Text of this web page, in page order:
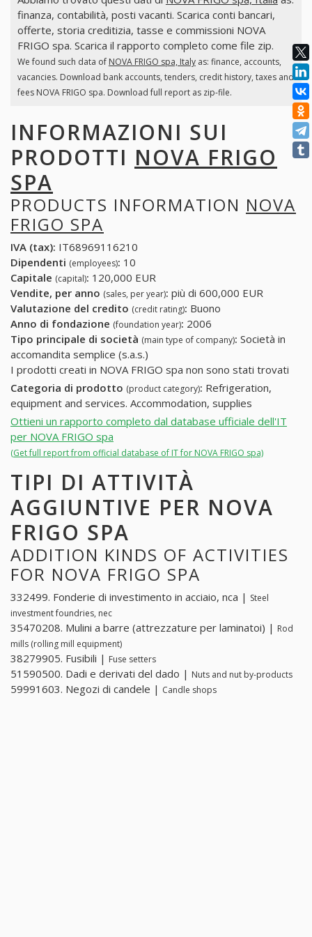
finanza, contabilità, posti vacanti. Scarica conti bancari,
offerte, storia creditizia, tasse e commissioni NOVA
FRIGO spa. Scarica il rapporto completo come file zip.
We found such data of NOVA FRIGO spa, Italyas: finance, accounts,
vacancies. Download bank accounts, tenders, credit history, taxes and
fees NOVA FRIGO spa. Download full report as zip-file.
INFORMAZIONI SUI
PRODOTTI NOVA FRIGO
SPA
PRODUCTS INFORMATION NOVA
FRIGO SPA
IVA (tax): IT68969116210
Dipendenti (employees): 10
Capitale (capital): 120,000 EUR
Vendite, per anno (sales, per year): più di 600,000 EUR
Valutazione del credito (credit rating): Buono
Anno di fondazione (foundation year): 2006
Tipo principale di società (main type of company): Società in
accomandita semplice (s.a.s.)
I prodotti creati in NOVA FRIGO spa non sono stati trovati
Categoria di prodotto (product category): Refrigeration,
equipment and services. Accommodation, supplies
Ottieni un rapporto completo dal database ufficiale dell'IT
per NOVA FRIGO spa
(Get full report from official database of IT for NOVA FRIGO spa)
TIPI DI ATTIVITÀ
AGGIUNTIVE PER NOVA
FRIGO SPA
ADDITION KINDS OF ACTIVITIES
FOR NOVA FRIGO SPA
332499. Fonderie di investimento in acciaio, nca | Steel
investment foundries, nec
35470208. Mulini a barre (attrezzature per laminatoi) | Rod
mills (rolling mill equipment)
38279905. Fusibili | Fuse setters
51590500. Dadi e derivati ​​del dado | Nuts and nut by-products
59991603. Negozi di candele | Candle shops